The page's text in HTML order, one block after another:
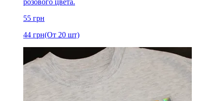
розового цвета.
55 грн
44 грн(От 20 шт)